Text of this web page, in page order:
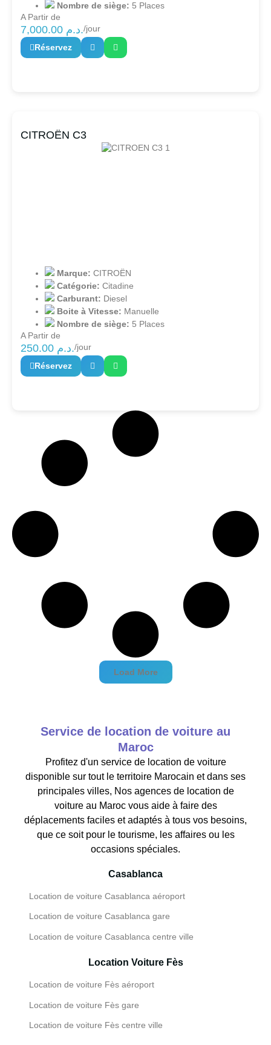
Nombre de siège: 5 Places
A Partir de
7,000.00 د.م./jour
Réservez
CITROËN C3
Marque: CITROËN
Catégorie: Citadine
Carburant: Diesel
Boite à Vitesse: Manuelle
Nombre de siège: 5 Places
A Partir de
250.00 د.م./jour
Réservez
Load More
Service de location de voiture au
Maroc
Profitez d'un service de location de voiture
disponible sur tout le territoire Marocain et dans ses
principales villes, Nos agences de location de
voiture au Maroc vous aide à faire des
déplacements faciles et adaptés à tous vos besoins,
que ce soit pour le tourisme, les affaires ou les
occasions spéciales.
Casablanca
Location de voiture Casablanca aéroport
Location de voiture Casablanca gare
Location de voiture Casablanca centre ville
Location Voiture Fès
Location de voiture Fès aéroport
Location de voiture Fès gare
Location de voiture Fès centre ville